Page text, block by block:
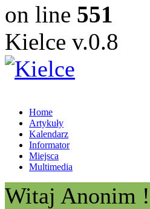
on line 551
Kielce v.0.8
Home
Artykuły
Kalendarz
Informator
Miejsca
Multimedia
Witaj Anonim !